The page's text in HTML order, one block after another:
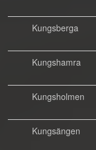
Kungsberga
Kungshamra
Kungsholmen
Kungsängen